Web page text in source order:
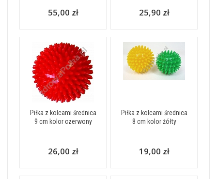
55,00 zł 25,90 zł
Piłka z kolcami średnica
9 cm kolor czerwony
26,00 zł
Piłka z kolcami średnica
8 cm kolor żółty
19,00 zł